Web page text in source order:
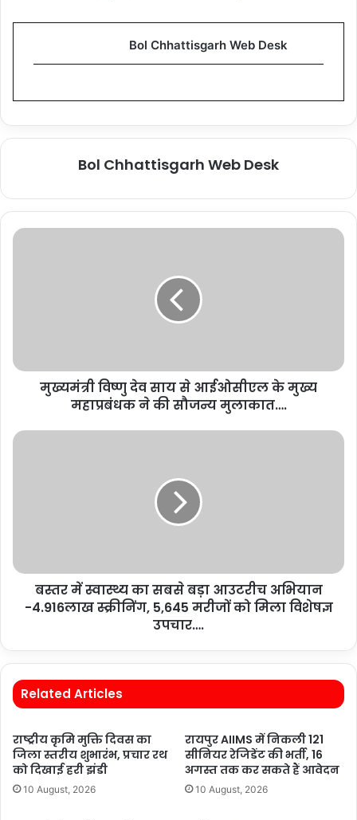
Bol Chhattisgarh Web Desk
Bol Chhattisgarh Web Desk
मुख्यमंत्री विष्णु देव साय से आईओसीएल के मुख्य
महाप्रबंधक ने की सौजन्य मुलाकात….
बस्तर में स्वास्थ्य का सबसे बड़ा आउटरीच अभियान
-4.916लाख स्क्रीनिंग, 5,645 मरीजों को मिला विशेषज्ञ
उपचार….
Related Articles
राष्ट्रीय कृमि मुक्ति दिवस का
जिला स्तरीय शुभारंभ, प्रचार रथ
को दिखाई हरी झंडी
10 August, 2026
रायपुर AIIMS में निकली 121
सीनियर रेजिडेंट की भर्ती, 16
अगस्त तक कर सकते हैं आवेदन
10 August, 2026